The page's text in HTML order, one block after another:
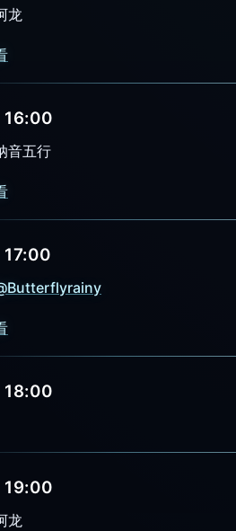
龙
16:00
音五行
17:00
18:00
19:00
龙